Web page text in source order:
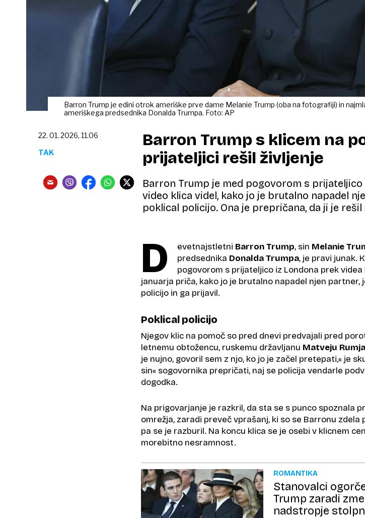
Barron Trump je edini otrok ameriške prve dame Melanie Trump (oba na fotografiji) in
ameriškega predsednika Donalda Trumpa. Foto: AP
Barron Trump s klicem na
prijateljici rešil življenje
Barron Trump je med pogovorom s
video klica videl, kako jo je brutalno napadel
poklical policijo. Ona je prepričana, da ji je rešil
22. 01. 2026, 11.06
TAK
D evetnajstletni Barron Trump, sin Melanie
predsednika Donalda Trumpa, je pravi junak.
pogovorom s prijateljico iz Londona prek videa
januarja priča, kako jo je brutalno napadel njen partner,
policijo in ga prijavil.
Poklical policijo
Njegov klic na pomoč so pred dnevi predvajali pred
letnemu obtožencu, ruskemu državljanu Matveju
je nujno, govoril sem z njo, ko jo je začel pretepati,« je
sin« sogovornika prepričati, naj se policija vendarle
dogodka.
Na prigovarjanje je razkril, da sta se s punco spoznala
omrežja, zaradi preveč vprašanj, ki so se Barronu zdela
pa se je razburil. Na koncu klica se je osebi v klicnem
morebitno nesramnost.
ROMANTIKA
Stanovalci
Trump zaradi
nadstropje